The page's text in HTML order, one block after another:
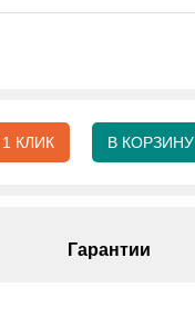
КЛИК В КОРЗИНУ
Гарантии